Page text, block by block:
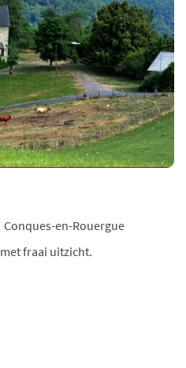
Conques-en-Rouergue
fraai uitzicht.